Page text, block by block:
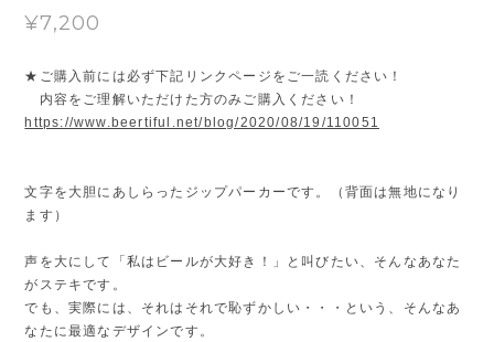
¥7,200
★ご購入前には必ず下記リンクページをご一読ください！
内容をご理解いただけた方のみご購入ください！
https://www.beertiful.net/blog/2020/08/19/110051
文字を大胆にあしらったジップパーカーです。（背面は無地になり
ます）
声を大にして「私はビールが大好き！」と叫びたい、そんなあなた
がステキです。
でも、実際には、それはそれで恥ずかしい・・・という、そんなあ
なたに最適なデザインです。